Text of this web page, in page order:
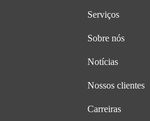
Serviços
Sobre nós
Notícias
Nossos clientes
Carreiras